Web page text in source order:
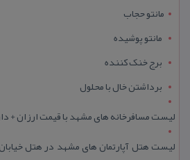
مانتو حجاب
مانتو پوشیده
برج خنک کننده
برداشتن خال با محلول
لیست مسافرخانه های مشهد با قیمت ارزان + داری